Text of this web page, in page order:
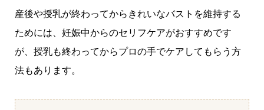
産後や授乳が終わってからきれいなバストを維持する
ためには、妊娠中からのセリフケアがおすすめです
が、授乳も終わってからプロの手でケアしてもらう方
法もあります。